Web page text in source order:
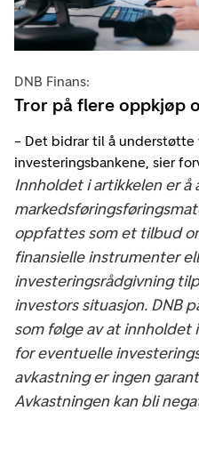
DNB Finans:
Tror på flere oppkjøp
– Det bidrar til å understøtte
investeringsbankene, sier
Innholdet i artikkelen er å
oppfattes som et tilbud
finansielle instrumenter
investeringsrådgivning
investors situasjon. DNB
som følge av at innholdet
for eventuelle
avkastning er ingen
Avkastningen kan bli